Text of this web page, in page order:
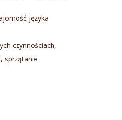
języka
czynnościach,
sprzątanie